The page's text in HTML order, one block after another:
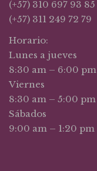
(+57) 310 697 93 85
(+57) 311 249 72 79
Horario:
Lunes a jueves
8:30 am – 6:00 pm
Viernes
8:30 am – 5:00 pm
Sábados
9:00 am – 1:20 pm